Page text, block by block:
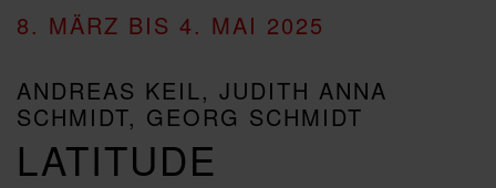
8. MÄRZ BIS 4. MAI 2025
ANDREAS KEIL, JUDITH ANNA
SCHMIDT, GEORG SCHMIDT
LATITUDE